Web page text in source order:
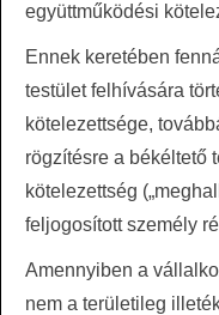
együttműködési
Ennek keretében
testület felhívására
kötelezettsége,
rögzítésre a békéltető
kötelezettség
feljogosított személy
Amennyiben a
nem a területileg